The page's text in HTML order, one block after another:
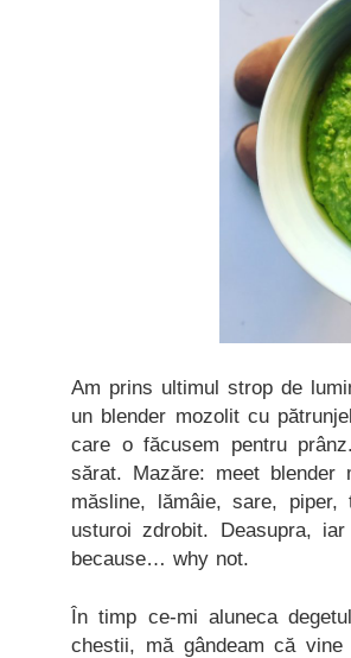
Am prins ultimul strop de
un blender mozolit cu
care o făcusem pentru
sărat. Mazăre: meet blender
măsline, lămâie, sare,
usturoi zdrobit. Deasupra,
because… why not.
În timp ce-mi aluneca
chestii, mă gândeam că